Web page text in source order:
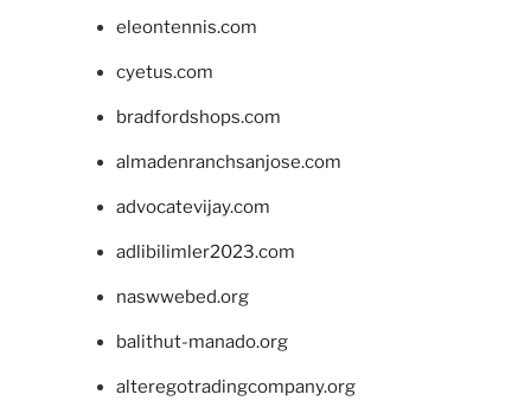
eleontennis.com
cyetus.com
bradfordshops.com
almadenranchsanjose.com
advocatevijay.com
adlibilimler2023.com
naswwebed.org
balithut-manado.org
alteregotradingcompany.org